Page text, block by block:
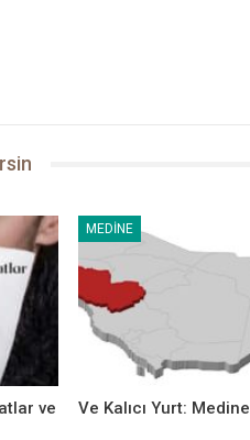
ve
MEDINE
Ve Kalıcı Yurt: Medine